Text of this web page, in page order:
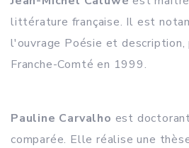
littérature française. Il est
l'ouvrage Poésie et description,
Franche-Comté en 1999.
Pauline Carvalho est
comparée. Elle réalise une